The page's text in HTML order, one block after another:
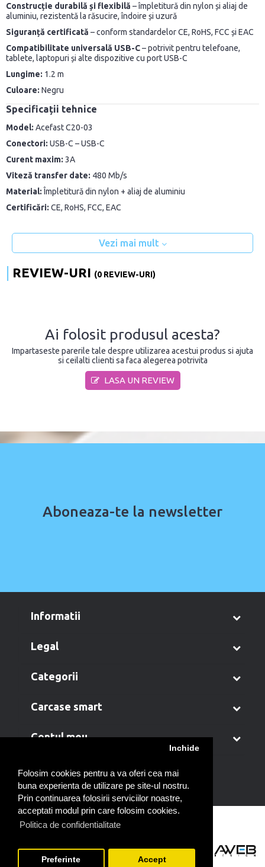
Folosim cookies pentru a va oferi cea mai
buna experienta de utilizare pe site-ul nostru.
Prin continuarea folosirii serviciilor noastre,
acceptati modul prin care folosim cookies.
Politica de confidentialitate
Inchide
Preferinte Accept
Construcție durabilă și flexibilă – împletitură din nylon și aliaj de
aluminiu, rezistentă la răsucire, îndoire și uzură
Siguranță certificată – conform standardelor CE, RoHS, FCC și EAC
Compatibilitate universală USB-C– potrivit pentru telefoane,
tablete, laptopuri și alte dispozitive cu port USB-C
Lungime: 1.2 m
Culoare: Negru
Specificații tehnice
Model: Acefast C20-03
Conectori: USB-C – USB-C
Curent maxim: 3A
Viteză transfer date: 480 Mb/s
Material: Împletitură din nylon + aliaj de aluminiu
Certificări: CE, RoHS, FCC, EAC
Vezi mai mult
REVIEW-URI (0 REVIEW-URI)
Ai folosit produsul acesta?
Impartaseste parerile tale despre utilizarea acestui produs si ajuta
si ceilalti clienti sa faca alegerea potrivita
LASA UN REVIEW
Aboneaza-te la newsletter
informatii
legal
categorii
carcase smart
contul meu